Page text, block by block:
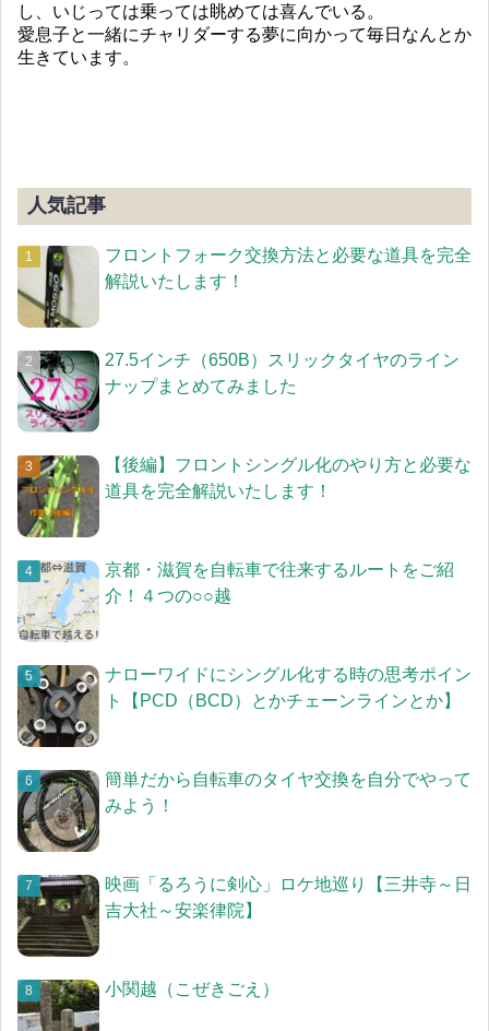
し、いじっては乗っては眺めては喜んでいる。
愛息子と一緒にチャリダーする夢に向かって毎日なんとか
生きています。
人気記事
フロントフォーク交換方法と必要な道具を完全
解説いたします！
27.5インチ（650B）スリックタイヤのライン
ナップまとめてみました
【後編】フロントシングル化のやり方と必要な
道具を完全解説いたします！
京都・滋賀を自転車で往来するルートをご紹
介！４つの○○越
ナローワイドにシングル化する時の思考ポイン
ト【PCD（BCD）とかチェーンラインとか】
簡単だから自転車のタイヤ交換を自分でやって
みよう！
映画「るろうに剣心」ロケ地巡り【三井寺～日
吉大社～安楽律院】
小関越（こぜきごえ）